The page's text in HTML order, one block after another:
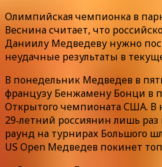
Олимпийская чемпионка в
Веснина считает, что
Даниилу Медведеву нужно
неудачные результаты в
В понедельник Медведев в
французу Бенжамену Бонци в
Открытого чемпионата США.
29‑летний россиянин лишь
раунд на турнирах Большого
US Open Медведев покинет